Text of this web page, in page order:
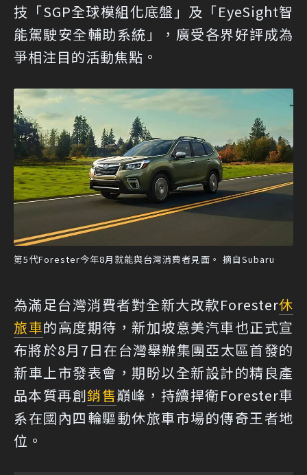
技「SGP全球模組化底盤」及「EyeSight智
能駕駛安全輔助系統」，廣受各界好評成為
爭相注目的活動焦點。
第5代Forester今年8月就能與台灣消費者見面。 摘自Subaru
為滿足台灣消費者對全新大改款Forester休
旅車的高度期待，新加坡意美汽車也正式宣
布將於8月7日在台灣舉辦集團亞太區首發的
新車上市發表會，期盼以全新設計的精良產
品本質再創銷售巔峰，持續捍衛Forester車
系在國內四輪驅動休旅車市場的傳奇王者地
位。